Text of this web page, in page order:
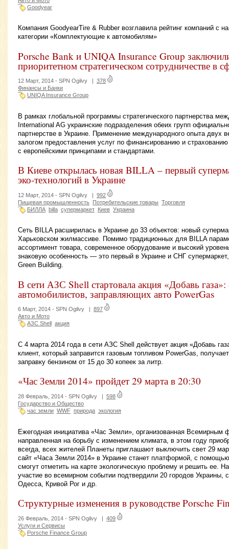
Goodyear
Компания GoodyearTire & Rubber возглавила рейтинг компаний с
категории «Комплектующие к автомобилям»
Porsche Bank и UNIQA Insurance Group
приоритетном стратегическом сотрудничестве в
12 Март, 2014 - SPN Ogilvy
378
Финансы и Банки
UNIQA Insurance Group
В рамках глобальной программы стратегического партнерства
International AG украинские подразделения обеих групп
партнерстве в Украине. Применение международного опыта двух
залогом предоставления услуг по финансированию и
с европейскими принципами и стандартами.
В Киеве открылась новая BILLA – первый
эко-технологий в Украине
12 Март, 2014 - SPN Ogilvy | 992
Пищевая промышленность Потребительские товары Торговля
БИЛЛА billa супермаркет Киев Украина
Сеть BILLA расширилась в Украине до 33 объектов: новый
Харьковском жилмассиве. Помимо традиционных для BILLA
ассортимент товара, современное оборудование и высокий
знаковую особенность — это первый в Украине и СНГ
Green Building.
В сети АЗС Shell стартовала акция «Добавь газа»:
автомобилистов, заправляющих авто PowerGas
6 Март, 2014 - SPN Ogilvy
897
Авто и Мото
АЗС Shell
акция
С 4 марта 2014 года в сети АЗС Shell действует акция «Добавь
клиент, который заправится газовым топливом PowerGas,
заправку бензином от 15 до 30 копеек за литр.
«Час Земли 2014» пройдет 29 марта в 20:30
28 Февраль, 2014 - SPN Ogilvy | 598
Государство и Общество
час земли WWF природа экология
Ежегодная инициатива «Час Земли», организованная Всемирным
направленная на борьбу с изменением климата, в этом году
всегда, всех жителей Планеты приглашают выключить свет 29
сайт «Часа Земли 2014» в Украине станет платформой, с
смогут отметить на карте экологическую проблему и решить ее.
участие во всемирном событии подтвердили 20 городов Украины,
Одесса, Кривой Рог и др.
Структурные изменения в руководстве Porsche
26 Февраль, 2014 - SPN Ogilvy | 409
Услуги и Сервисы
Porsche Finance Group